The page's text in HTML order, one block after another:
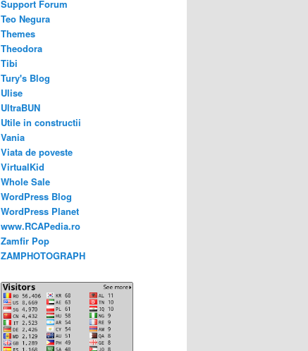
Support Forum
Teo Negura
Themes
Theodora
Tibi
Tury's Blog
Ulise
UltraBUN
Utile in constructii
Vania
Viata de poveste
VirtualKid
Whole Sale
WordPress Blog
WordPress Planet
www.RCAPedia.ro
Zamfir Pop
ZAMPHOTOGRAPH